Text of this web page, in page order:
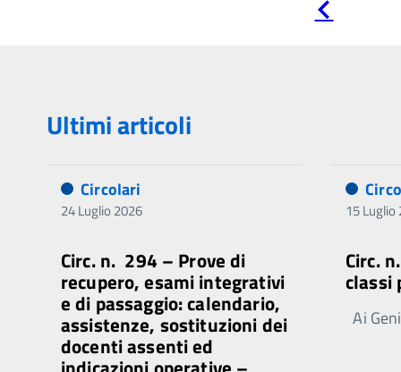
precedente
Ultimi articoli
Circolari
24 Luglio 2026
Circ. n. 294 – Prove di
recupero, esami integrativi
e di passaggio: calendario,
assistenze, sostituzioni dei
docenti assenti ed
15 Luglio
Circ.
classi
Ai